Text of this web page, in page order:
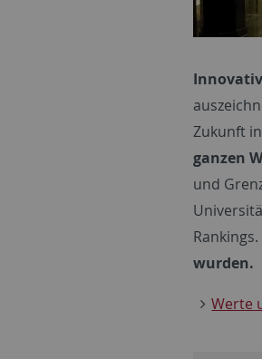
Zukunft
ganzen
und
Rankings.
wurden.
Werte